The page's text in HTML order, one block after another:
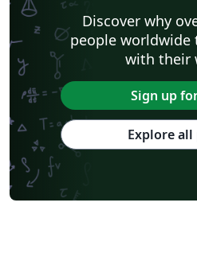
Discover why
people worldwide
with their
Sign up
Explore all